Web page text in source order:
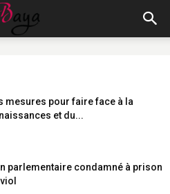
mesures pour faire face à la
et du...
parlementaire condamné à prison